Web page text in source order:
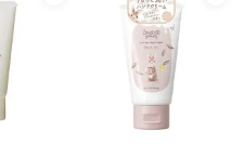
ルケア
ルケア